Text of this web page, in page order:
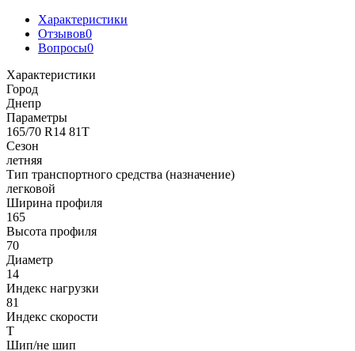
Характеристики
Отзывов0
Вопросы0
Характеристики
Город
Днепр
Параметры
165/70 R14 81T
Сезон
летняя
Тип транспортного средства (назначение)
легковой
Ширина профиля
165
Высота профиля
70
Диаметр
14
Индекс нагрузки
81
Индекс скорости
T
Шип/не шип